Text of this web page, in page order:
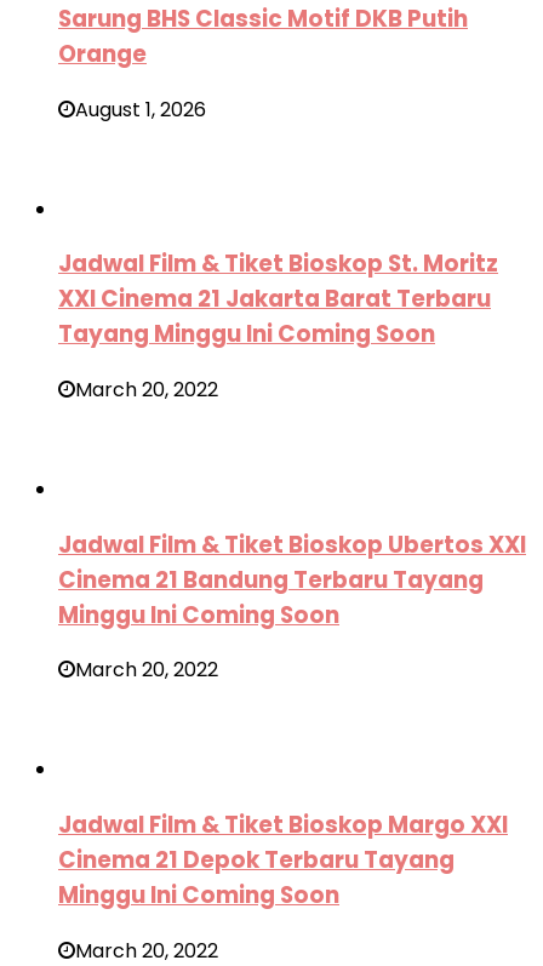
Sarung BHS Classic Motif DKB Putih
Orange
August 1, 2026
Jadwal Film & Tiket Bioskop St. Moritz
XXI Cinema 21 Jakarta Barat Terbaru
Tayang Minggu Ini Coming Soon
March 20, 2022
Jadwal Film & Tiket Bioskop Ubertos XXI
Cinema 21 Bandung Terbaru Tayang
Minggu Ini Coming Soon
March 20, 2022
Jadwal Film & Tiket Bioskop Margo XXI
Cinema 21 Depok Terbaru Tayang
Minggu Ini Coming Soon
March 20, 2022